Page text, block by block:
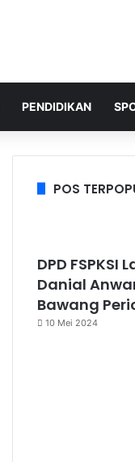
PENDIDIKAN
POS
DPD FSPKSI
Danial
Bawang
10 Mei 2024